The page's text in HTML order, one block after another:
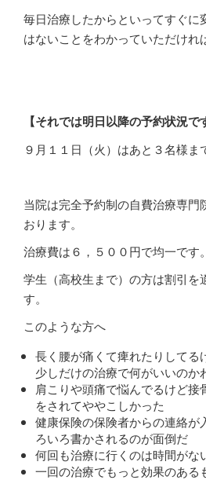
毎日治療したからといってすぐに
はないことをわかっていただけれ
【それでは明日以降の予約状況で
９月１１日（火）はあと３名様ま
当院は完全予約制の自費治療専門
おります。
治療費は６，５００円で均一です。
学生（高校生まで）の方は割引を
す。
このような方へ
長く腰が痛くて痺れたりしてる
少しだけの治療で何がいいのか
肩こりや頭痛で悩んでるけど接
をされてややこしかった
健康保険の保険者からの連絡が
ろいろ書かされるのが面倒だ
何回も治療に行くのは時間がな
一回の治療でもっと効果のある